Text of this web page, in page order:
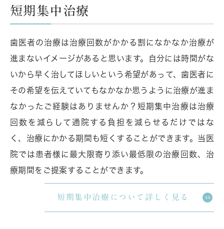
短期集中治療
歯医者の治療は治療回数がかかる割になかなか治療が
進まないイメージがあると思います。自分には時間がな
いから早く治してほしいという希望があって、歯医者に
その希望を伝えていてもなかなか思うように治療が進ま
なかったご経験はありませんか？短期集中治療は治療
回数を減らして通院する負担を減らせるだけではな
く、治療にかかる期間も短くすることができます。当医
院では患者様に最大限寄り添い最低限の治療回数、治
療期間をご提案することができます。
短期集中治療について詳しく見る